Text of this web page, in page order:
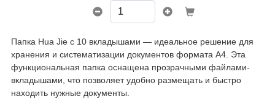
Папка Hua Jie с 10 вкладышами — идеальное решение для
хранения и систематизации документов формата А4. Эта
функциональная папка оснащена прозрачными файлами-
вкладышами, что позволяет удобно размещать и быстро
находить нужные документы.